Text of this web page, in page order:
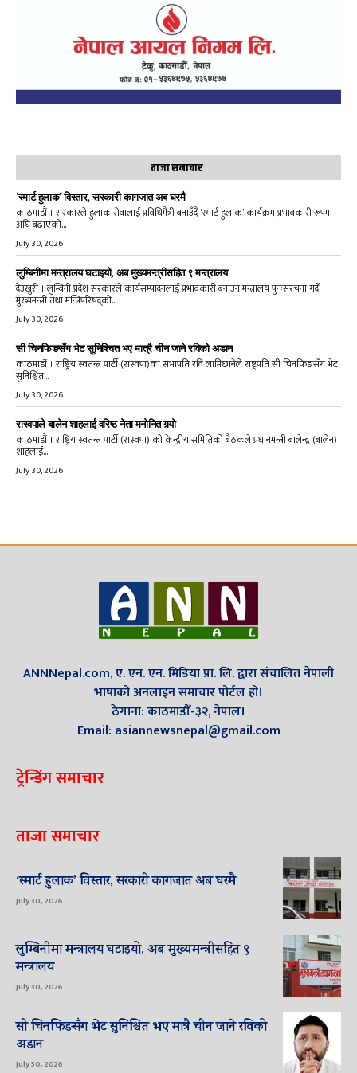
ताजा समाचार
‘स्मार्ट हुलाक’ विस्तार, सरकारी कागजात अब घरमै
काठमाडौं । सरकारले हुलाक सेवालाई प्रविधिमैत्री बनाउँदै ‘स्मार्ट हुलाक’ कार्यक्रम प्रभावकारी रूपमा
अघि बढाएको...
July 30, 2026
लुम्बिनीमा मन्त्रालय घटाइयो, अब मुख्यमन्त्रीसहित ९ मन्त्रालय
देउखुरी । लुम्बिनी प्रदेश सरकारले कार्यसम्पादनलाई प्रभावकारी बनाउन मन्त्रालय पुनःसंरचना गर्दै
मुख्यमन्त्री तथा मन्त्रिपरिषद्को...
July 30, 2026
सी चिनफिङसँग भेट सुनिश्चित भए मात्रै चीन जाने रविको अडान
काठमाडौं । राष्ट्रिय स्वतन्त्र पार्टी (रास्वपा)का सभापति रवि लामिछानेले राष्ट्रपति सी चिनफिङसँग भेट
सुनिश्चित...
July 30, 2026
रास्वपाले बालेन शाहलाई वरिष्ठ नेता मनोनित गर्‍यो
काठमाडौं । राष्ट्रिय स्वतन्त्र पार्टी (रास्वपा) को केन्द्रीय समितिको बैठकले प्रधानमन्त्री बालेन्द्र (बालेन)
शाहलाई...
July 30, 2026
ANNNepal.com, ए. एन. एन. मिडिया प्रा. लि. द्वारा संचालित नेपाली
भाषाको अनलाइन समाचार पोर्टल हो।
ठेगाना: काठमाडौँ-३२, नेपाल।
Email: asiannewsnepal@gmail.com
ट्रेन्डिंग समाचार
ताजा समाचार
‘स्मार्ट हुलाक’ विस्तार, सरकारी कागजात अब घरमै
July 30, 2026
लुम्बिनीमा मन्त्रालय घटाइयो, अब मुख्यमन्त्रीसहित ९
मन्त्रालय
July 30, 2026
सी चिनफिङसँग भेट सुनिश्चित भए मात्रै चीन जाने रविको
अडान
July 30, 2026